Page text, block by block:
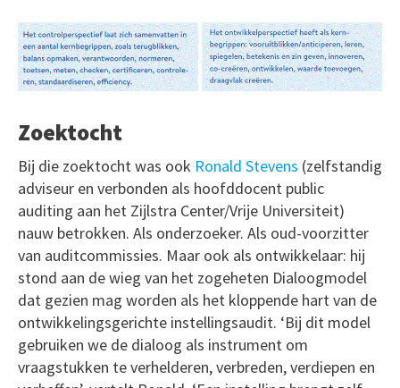
Zoektocht
Bij die zoektocht was ook Ronald Stevens (zelfstandig
adviseur en verbonden als hoofddocent public
auditing aan het Zijlstra Center/Vrije Universiteit)
nauw betrokken. Als onderzoeker. Als oud-voorzitter
van auditcommissies. Maar ook als ontwikkelaar: hij
stond aan de wieg van het zogeheten Dialoogmodel
dat gezien mag worden als het kloppende hart van de
ontwikkelingsgerichte instellingsaudit. ‘Bij dit model
gebruiken we de dialoog als instrument om
vraagstukken te verhelderen, verbreden, verdiepen en